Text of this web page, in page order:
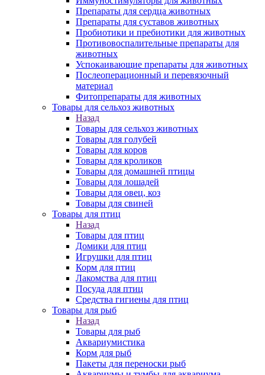
Препараты для сердца животных
Препараты для суставов животных
Пробиотики и пребиотики для животных
Противовоспалительные препараты для
животных
Успокаивающие препараты для животных
Послеоперационный и перевязочный
материал
Фитопрепараты для животных
Товары для сельхоз животных
Назад
Товары для сельхоз животных
Товары для голубей
Товары для коров
Товары для кроликов
Товары для домашней птицы
Товары для лошадей
Товары для овец, коз
Товары для свиней
Товары для птиц
Назад
Товары для птиц
Домики для птиц
Игрушки для птиц
Корм для птиц
Лакомства для птиц
Посуда для птиц
Средства гигиены для птиц
Товары для рыб
Назад
Товары для рыб
Аквариумистика
Корм для рыб
Пакеты для переноски рыб